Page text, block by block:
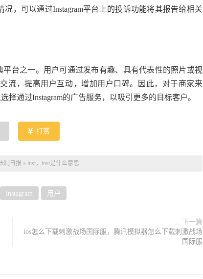
，可以通过Instagram平台上的投诉功能将其报告给相关
平台之一。用户可通过发布有趣、具有代表性的照片或视
流，提高用户互动，增加用户口碑。因此，对于商家来
择通过Instagram的广告服务，以吸引更多的目标客户。
打赏
制日报 » inst，inst是什么意思
instagram 用户
下一篇
ios怎么下载刺激战场国际服，腾讯模拟器怎么下载刺激战场
国际服